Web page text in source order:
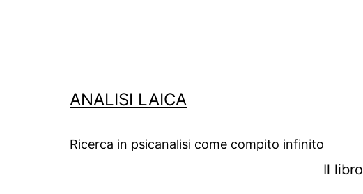
ANALISI LAICA
Ricerca in psicanalisi come compito infinito
Il libro